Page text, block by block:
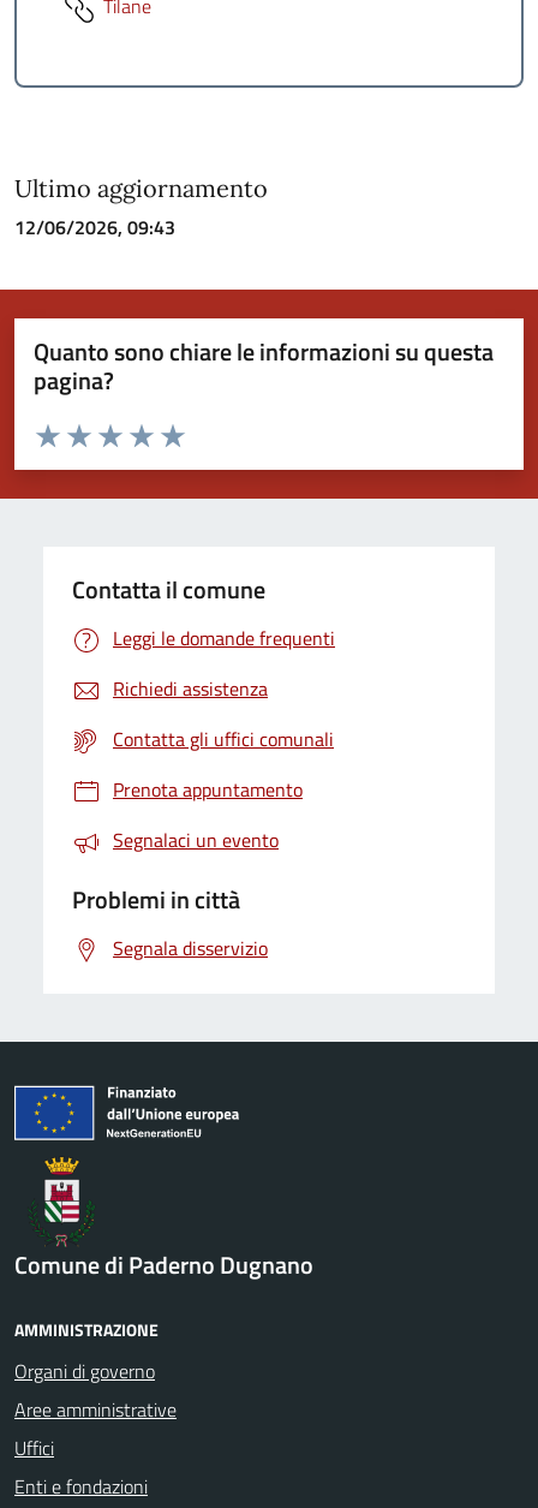
Tilane
Ultimo aggiornamento
12/06/2026, 09:43
Quanto sono chiare le informazioni su questa
pagina?
Valuta da 1 a 5 stelle la pagina
Valuta 5 stelle su 5
Valuta 4 stelle su 5
Valuta 3 stelle su 5
Valuta 2 stelle su 5
Valuta 1 stelle su 5
Contatta il comune
Leggi le domande frequenti
Richiedi assistenza
Contatta gli uffici comunali
Prenota appuntamento
Segnalaci un evento
Problemi in città
Segnala disservizio
Comune di Paderno Dugnano
AMMINISTRAZIONE
Organi di governo
Aree amministrative
Uffici
Enti e fondazioni